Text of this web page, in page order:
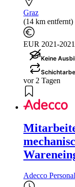
Graz
(14 km entfernt)
EUR 2021-
Keine
vor 2 Tagen
Adecco